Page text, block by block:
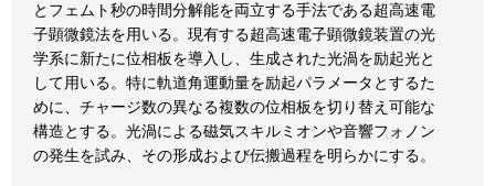
とフェムト秒の時間分解能を両立する手法である超高速電
子顕微鏡法を用いる。現有する超高速電子顕微鏡装置の光
学系に新たに位相板を導入し、生成された光渦を励起光と
して用いる。特に軌道角運動量を励起パラメータとするた
めに、チャージ数の異なる複数の位相板を切り替え可能な
構造とする。光渦による磁気スキルミオンや音響フォノン
の発生を試み、その形成および伝搬過程を明らかにする。